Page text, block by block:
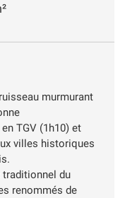
murmurant
TGV (1h10) et
villes historiques
traditionnel du
renommés de